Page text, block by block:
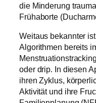
die Minderung
Frühaborte
Weitaus bekannter
Algorithmen bereits
oder drip. In diesen
ihren Zyklus,
Aktivität und ihre